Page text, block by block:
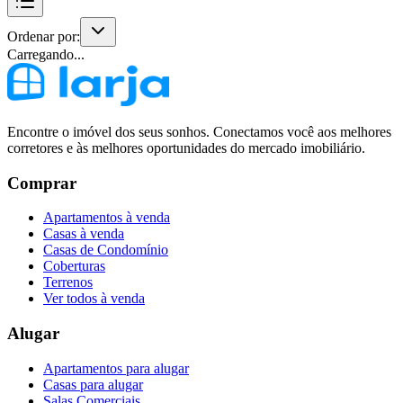
Ordenar por:
Carregando...
Encontre o imóvel dos seus sonhos. Conectamos você aos melhores
corretores e às melhores oportunidades do mercado imobiliário.
Comprar
Apartamentos à venda
Casas à venda
Casas de Condomínio
Coberturas
Terrenos
Ver todos à venda
Alugar
Apartamentos para alugar
Casas para alugar